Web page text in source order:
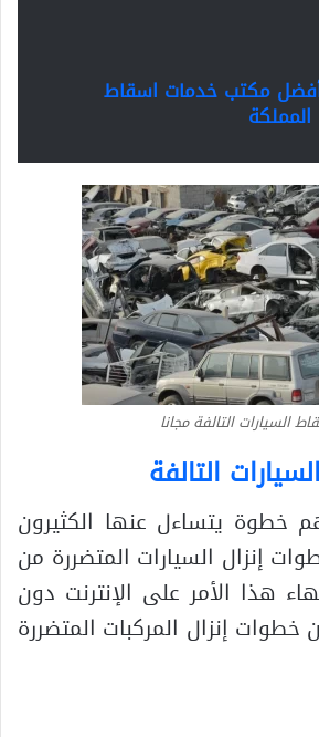
مكتب خدمات اسقاط
السيارات التالفة مجانا
التالفة
خطوة يتساءل عنها الكثيرون
إنزال السيارات المتضررة من
هذا الأمر على الإنترنت دون
إنزال المركبات المتضررة